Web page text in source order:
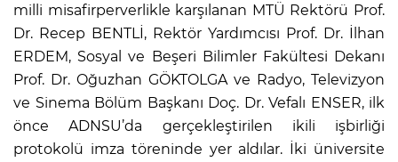
milli misafirperverlikle karşılanan MTÜ Rektörü Prof.
Dr. Recep BENTLİ, Rektör Yardımcısı Prof. Dr. İlhan
ERDEM, Sosyal ve Beşeri Bilimler Fakültesi Dekanı
Prof. Dr. Oğuzhan GÖKTOLGA ve Radyo, Televizyon
ve Sinema Bölüm Başkanı Doç. Dr. Vefalı ENSER, ilk
önce ADNSU’da gerçekleştirilen ikili işbirliği
protokolü imza töreninde yer aldılar. İki üniversite